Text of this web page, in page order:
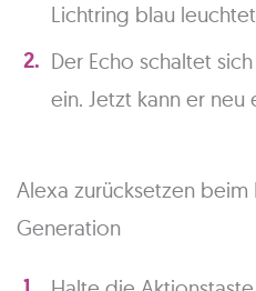
Lichtring blau
Der Echo schaltet
ein. Jetzt kann er
Alexa zurücksetzen beim
Generation